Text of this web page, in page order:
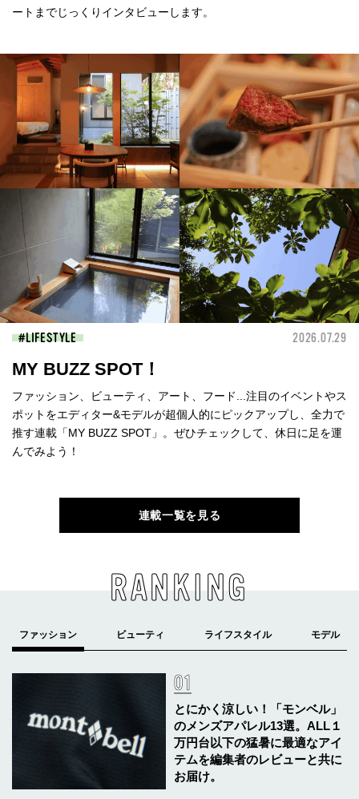
ートまでじっくりインタビューします。
LIFESTYLE 2026.07.29
MY BUZZ SPOT！
ファッション、ビューティ、アート、フード...注目のイベントやス
ポットをエディター&モデルが超個人的にピックアップし、全力で
推す連載「MY BUZZ SPOT」。ぜひチェックして、休日に足を運
んでみよう！
連載一覧を見る
RANKING
とにかく涼しい！「モンベル」
のメンズアパレル13選。ALL１
万円台以下の猛暑に最適なアイ
テムを編集者のレビューと共に
お届け。